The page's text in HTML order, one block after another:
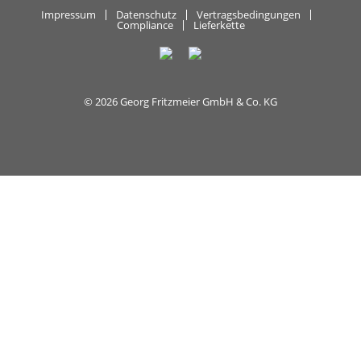
Impressum Datenschutz Vertragsbedingungen
Compliance Lieferkette
© 2026 Georg Fritzmeier GmbH & Co. KG